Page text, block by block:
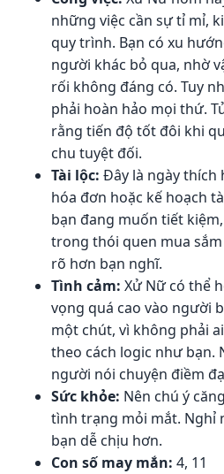
những việc cần sự tỉ mỉ,
quy trình. Bạn có xu
người khác bỏ qua, nhờ
rối không đáng có. Tuy
phải hoàn hảo mọi thứ.
rằng tiến độ tốt đôi khi
chu tuyệt đối.
Tài lộc: Đây là ngày thích
hóa đơn hoặc kế hoạch
bạn đang muốn tiết
trong thói quen mua
rõ hơn bạn nghĩ.
Tình cảm: Xử Nữ có thể
vọng quá cao vào người
một chút, vì không phải
theo cách logic như bạn.
người nói chuyện điềm
Sức khỏe: Nên chú ý
tình trạng mỏi mắt. Nghỉ
bạn dễ chịu hơn.
Con số may mắn: 4, 11